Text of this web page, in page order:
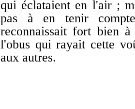
qui éclataient en l'air ;
pas à en tenir
reconnaissait fort bien
l'obus qui rayait cette
aux autres.